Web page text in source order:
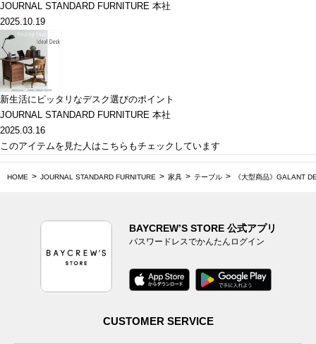
JOURNAL STANDARD FURNITURE 本社
2025.10.19
新生活にピッタリなデスク選びのポイント
JOURNAL STANDARD FURNITURE 本社
2025.03.16
このアイテムを見た人はこちらもチェックしています
HOME JOURNAL STANDARD FURNITURE 家具 テーブル 《大型商品》GALANT
BAYCREW’S STORE 公式アプリ
パスワードレスでかんたんログイン
CUSTOMER SERVICE